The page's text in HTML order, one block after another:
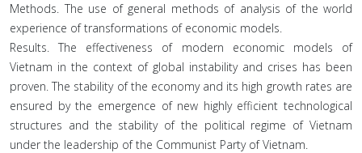
Methods. The use of general methods of analysis of the world
experience of transformations of economic models.
Results. The effectiveness of modern economic models of
Vietnam in the context of global instability and crises has been
proven. The stability of the economy and its high growth rates are
ensured by the emergence of new highly efficient technological
structures and the stability of the political regime of Vietnam
under the leadership of the Communist Party of Vietnam.